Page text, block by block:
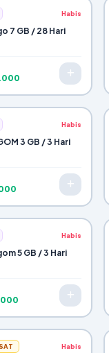
Habis
7 GB / 28 Hari
Habis
3 GB / 3 Hari
Habis
5 GB / 3 Hari
Habis